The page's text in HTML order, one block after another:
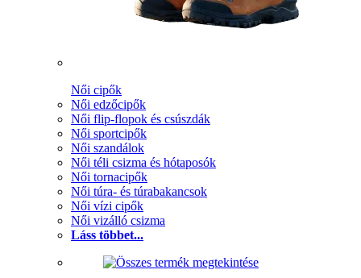
Női cipők
Női edzőcipők
Női flip-flopok és csúszdák
Női sportcipők
Női szandálok
Női téli csizma és hótaposók
Női tornacipők
Női túra- és túrabakancsok
Női vízi cipők
Női vizálló csizma
Láss többet...